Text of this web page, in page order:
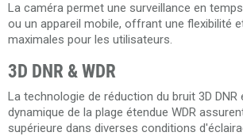
La caméra permet une surveillance en
ou un appareil mobile, offrant une flexibilité
maximales pour les utilisateurs.
3D DNR & WDR
La technologie de réduction du bruit 3D DNR
dynamique de la plage étendue WDR
supérieure dans diverses conditions